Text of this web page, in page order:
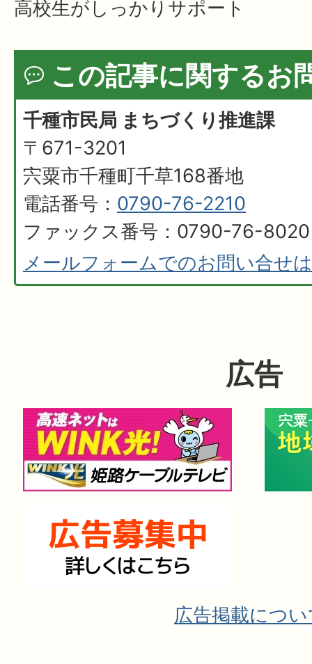
高校生がしっかりサポート
この記事に関するお
千種市民局 まちづくり推進課
〒671-3201
宍粟市千種町千草168番地
電話番号： 0790-76-2210
ファックス番号：0790-76-8020
メールフォームでのお問い合せ
広告
広告掲載につ